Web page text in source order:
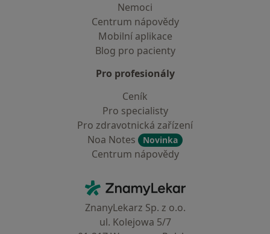
Nemoci
Centrum nápovědy
Mobilní aplikace
Blog pro pacienty
Pro profesionály
Ceník
Pro specialisty
Pro zdravotnická zařízení
Noa Notes
Novinka
Centrum nápovědy
ZnamyLekar - Hlavní stránka
ZnanyLekarz Sp. z o.o.
ul. Kolejowa 5/7